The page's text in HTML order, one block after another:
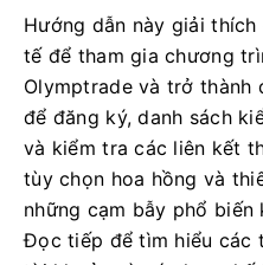
Hướng dẫn này giải
tế để tham gia chương
Olymptrade và trở thành
để đăng ký, danh sách
và kiểm tra các liên kết
tùy chọn hoa hồng và
những cạm bẫy phổ
Đọc tiếp để tìm hiểu các